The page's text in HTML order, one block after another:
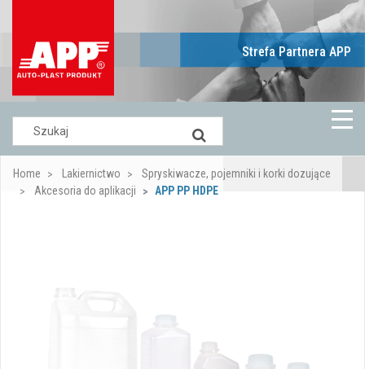
Strefa Partnera APP
Home Lakiernictwo
Spryskiwacze, pojemniki i korki dozujące
Akcesoria do aplikacji
APP PP HDPE